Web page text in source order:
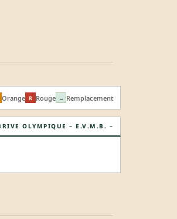
Orange R Rouge ↔ Remplacement
OLYMPIQUE – E.V.M.B. –